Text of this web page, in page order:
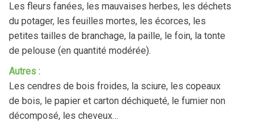
Les fleurs fanées, les mauvaises herbes, les déchets
du potager, les feuilles mortes, les écorces, les
petites tailles de branchage, la paille, le foin, la tonte
de pelouse (en quantité modérée).
Autres :
Les cendres de bois froides, la sciure, les copeaux
de bois, le papier et carton déchiqueté, le fumier non
décomposé, les cheveux…